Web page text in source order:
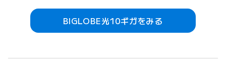
BIGLOBE光10ギガをみる